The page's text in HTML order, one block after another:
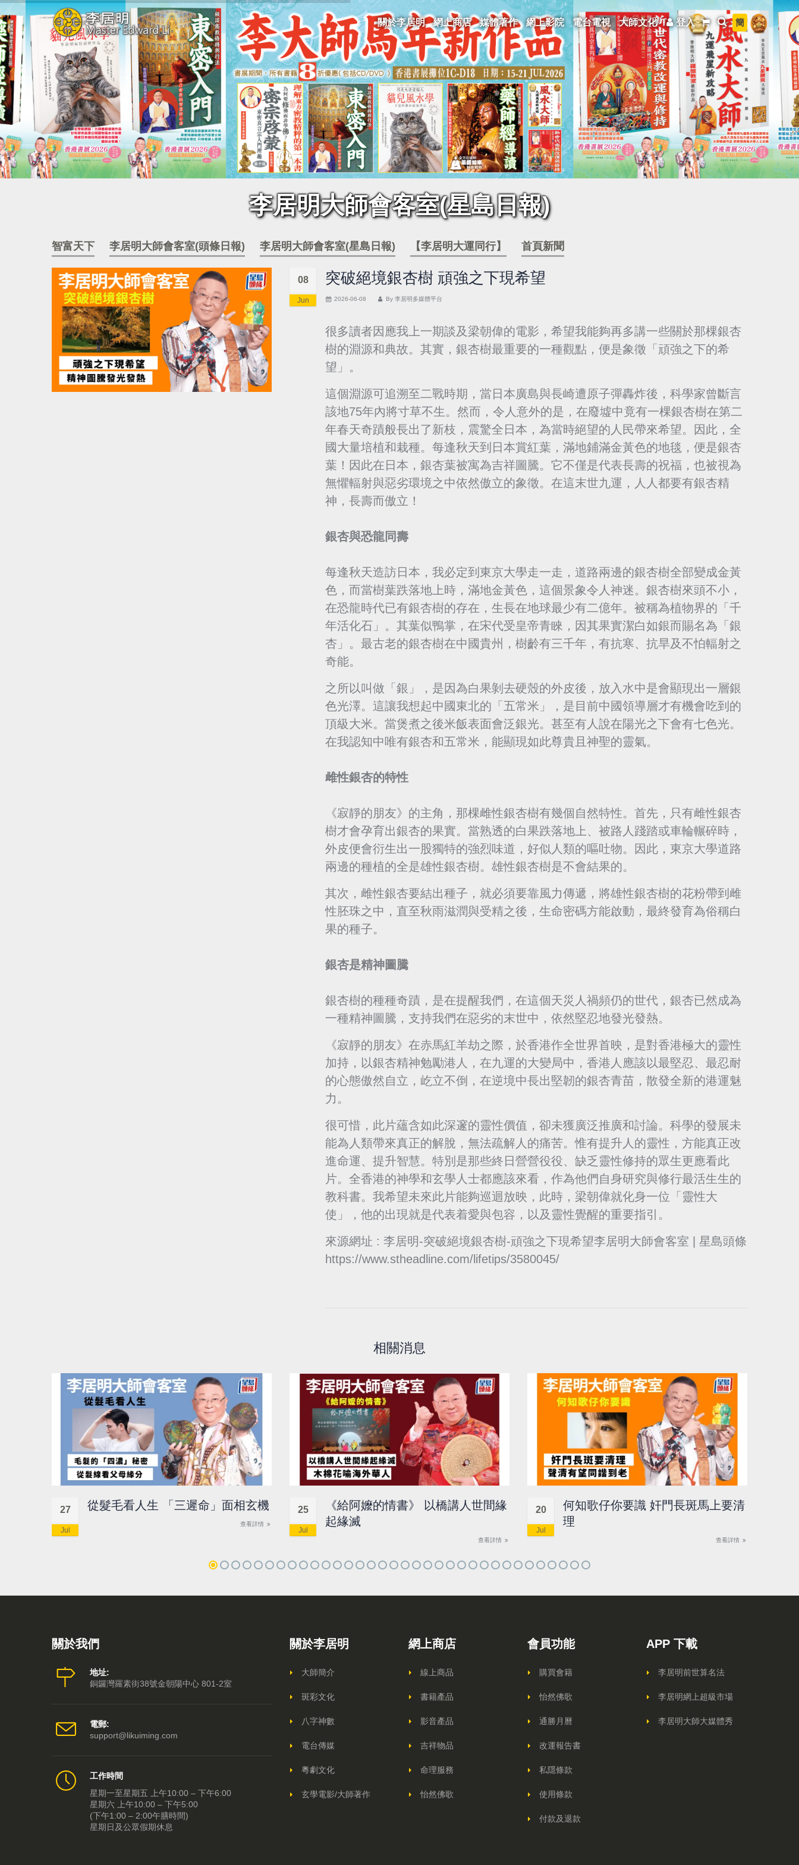
關於李居明 網上商店 媒體著作 網上影院 電台電視 大師文化 登入 簡
李居明大師會客室(星島日報)
智富天下 李居明大師會客室(頭條日報) 李居明大師會客室(星島日報) 【李居明大運同行】 首頁新聞
08
Jun
突破絕境銀杏樹 頑強之下現希望
2026-06-08 By 李居明多媒體平台
很多讀者因應我上一期談及梁朝偉的電影，希望我能夠再多講一些關於那棵銀杏
樹的淵源和典故。其實，銀杏樹最重要的一種觀點，便是象徵「頑強之下的希
望」。
這個淵源可追溯至二戰時期，當日本廣島與長崎遭原子彈轟炸後，科學家曾斷言
該地75年內將寸草不生。然而，令人意外的是，在廢墟中竟有一棵銀杏樹在第二
年春天奇蹟般長出了新枝，震驚全日本，為當時絕望的人民帶來希望。因此，全
國大量培植和栽種。每逢秋天到日本賞紅葉，滿地鋪滿金黃色的地毯，便是銀杏
葉！因此在日本，銀杏葉被寓為吉祥圖騰。它不僅是代表長壽的祝福，也被視為
無懼輻射與惡劣環境之中依然傲立的象徵。在這末世九運，人人都要有銀杏精
神，長壽而傲立！
銀杏與恐龍同壽
每逢秋天造訪日本，我必定到東京大學走一走，道路兩邊的銀杏樹全部變成金黃
色，而當樹葉跌落地上時，滿地金黃色，這個景象令人神迷。銀杏樹來頭不小，
在恐龍時代已有銀杏樹的存在，生長在地球最少有二億年。被稱為植物界的「千
年活化石」。其葉似鴨掌，在宋代受皇帝青睞，因其果實潔白如銀而賜名為「銀
杏」。最古老的銀杏樹在中國貴州，樹齡有三千年，有抗寒、抗旱及不怕輻射之
奇能。
之所以叫做「銀」，是因為白果剝去硬殼的外皮後，放入水中是會顯現出一層銀
色光澤。這讓我想起中國東北的「五常米」，是目前中國領導層才有機會吃到的
頂級大米。當煲煮之後米飯表面會泛銀光。甚至有人說在陽光之下會有七色光。
在我認知中唯有銀杏和五常米，能顯現如此尊貴且神聖的靈氣。
雌性銀杏的特性
《寂靜的朋友》的主角，那棵雌性銀杏樹有幾個自然特性。首先，只有雌性銀杏
樹才會孕育出銀杏的果實。當熟透的白果跌落地上、被路人踐踏或車輪輾碎時，
外皮便會衍生出一股獨特的強烈味道，好似人類的嘔吐物。因此，東京大學道路
兩邊的種植的全是雄性銀杏樹。雄性銀杏樹是不會結果的。
其次，雌性銀杏要結出種子，就必須要靠風力傳遞，將雄性銀杏樹的花粉帶到雌
性胚珠之中，直至秋雨滋潤與受精之後，生命密碼方能啟動，最終發育為俗稱白
果的種子。
銀杏是精神圖騰
銀杏樹的種種奇蹟，是在提醒我們，在這個天災人禍頻仍的世代，銀杏已然成為
一種精神圖騰，支持我們在惡劣的末世中，依然堅忍地發光發熱。
《寂靜的朋友》在赤馬紅羊劫之際，於香港作全世界首映，是對香港極大的靈性
加持，以銀杏精神勉勵港人，在九運的大變局中，香港人應該以最堅忍、最忍耐
的心態傲然自立，屹立不倒，在逆境中長出堅韌的銀杏青苗，散發全新的港運魅
力。
很可惜，此片蘊含如此深邃的靈性價值，卻未獲廣泛推廣和討論。科學的發展未
能為人類帶來真正的解脫，無法疏解人的痛苦。惟有提升人的靈性，方能真正改
進命運、提升智慧。特別是那些終日營營役役、缺乏靈性修持的眾生更應看此
片。全香港的神學和玄學人士都應該來看，作為他們自身研究與修行最活生生的
教科書。我希望未來此片能夠巡迴放映，此時，梁朝偉就化身一位「靈性大
使」，他的出現就是代表着愛與包容，以及靈性覺醒的重要指引。
來源網址 : 李居明-突破絕境銀杏樹-頑強之下現希望李居明大師會客室 | 星島頭條
https://www.stheadline.com/lifetips/3580045/
相關消息
27
Jul
從髮毛看人生 「三遲命」面相玄機
查看詳情
25
Jul
《給阿嬤的情書》 以橋講人世間緣
起緣滅
查看詳情
20
Jul
何知歌仔你要識 奸門長斑馬上要清
理
查看詳情
關於我們
地址:
銅鑼灣羅素街38號金朝陽中心 801-2室
電郵:
support@likuiming.com
工作時間
星期一至星期五 上午10:00 – 下午6:00
星期六 上午10:00 – 下午5:00
(下午1:00 – 2:00午膳時間)
星期日及公眾假期休息
關於李居明
大師簡介
斑彩文化
八字神數
電台傳媒
粵劇文化
玄學電影/大師著作
網上商店
線上商品
書籍產品
影音產品
吉祥物品
命理服務
怡然佛歌
會員功能
購買會籍
怡然佛歌
通勝月曆
改運報告書
私隱條款
使用條款
付款及退款
APP 下載
李居明前世算名法
李居明網上超級市場
李居明大師大媒體秀